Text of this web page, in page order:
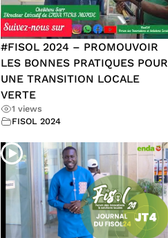
#FISOL 2024 – PROMOUVOIR
LES BONNES PRATIQUES POUR
UNE TRANSITION LOCALE
VERTE
1 views
FISOL 2024